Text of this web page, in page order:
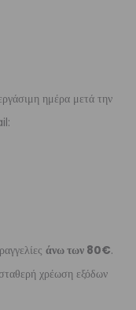
ημέρα μετά την
άνω των 80€.
χρέωση εξόδων